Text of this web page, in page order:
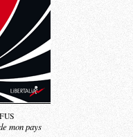
mon pays